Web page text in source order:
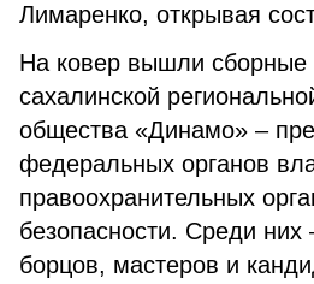
Лимаренко, открывая
На ковер вышли сборные
сахалинской
общества «Динамо» –
федеральных органов
правоохранительных
безопасности. Среди
борцов, мастеров и